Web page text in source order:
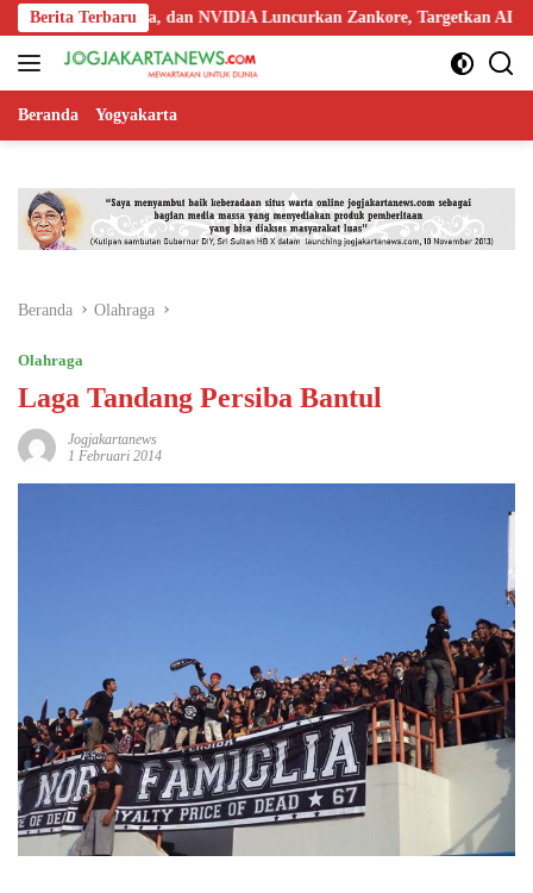
Langsung
ke
konten
Berita Terbaru
Nokia, dan NVIDIA Luncurkan Zankore, Targetkan AI Factory 1
Beranda Yogyakarta
Beranda Olahraga
Olahraga
Laga Tandang Persiba Bantul
Jogjakartanews
1 Februari 2014